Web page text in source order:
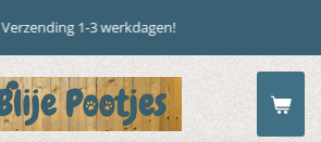
Verzending 1-3 werkdagen!